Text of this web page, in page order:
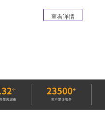
查看详情